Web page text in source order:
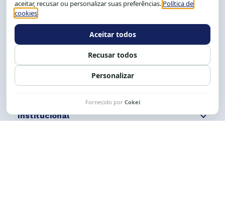
Tel.: (71) 2104-5457, Cel.: (71) 9 9239-2104 ou 2105
Expediente: 8h às 12h e 13 às 17h.
Siga nossas redes Fale conosco
Institucional